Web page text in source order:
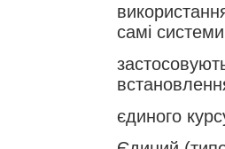
самі системи
єдиного